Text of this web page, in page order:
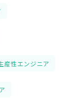
産性エンジニア